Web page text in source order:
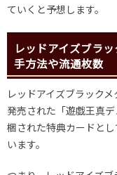
ていくと予想します。
レッドアイズブラ
手方法や流通枚数
レッドアイズブラック
発売された「遊戯王真
梱された特典カードと
います。